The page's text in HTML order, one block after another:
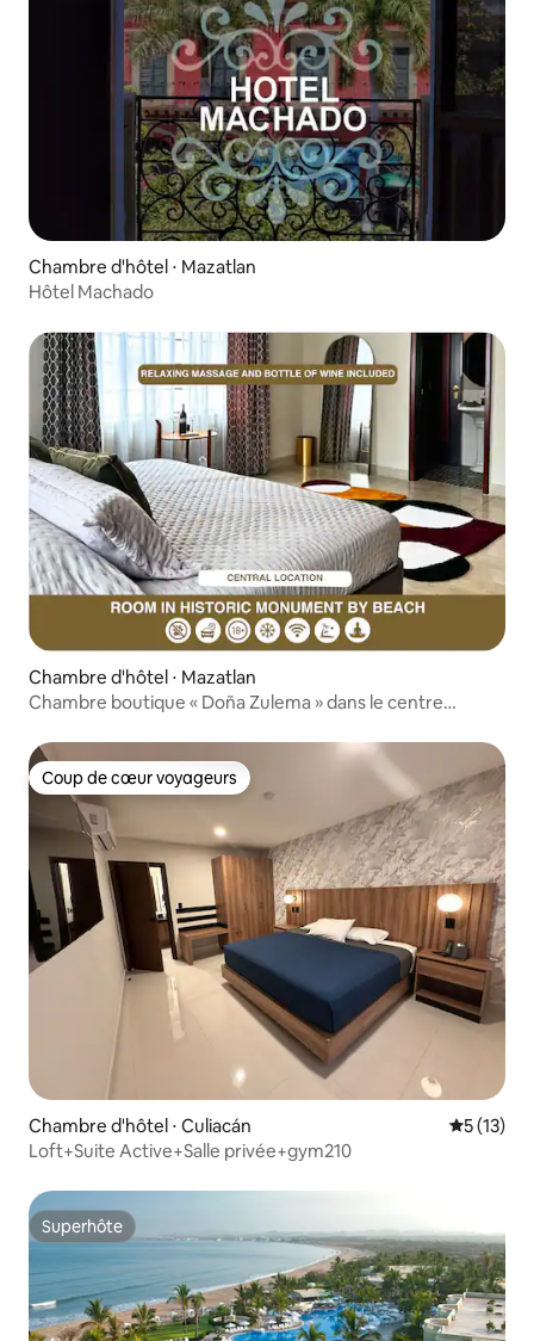
Chambre d'hôtel ⋅ Mazatlan
Hôtel Machado
Chambre d'hôtel ⋅ Mazatlan
Chambre boutique « Doña Zulema » dans le centre
Coup de cœur voyageurs
Coup de cœur voyageurs
Chambre d'hôtel ⋅ Culiacán
5 (13)
Loft+Suite Active+Salle privée+gym210
Superhôte
Superhôte